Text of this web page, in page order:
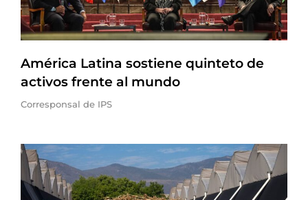
América Latina sostiene quinteto de
activos frente al mundo
Corresponsal de IPS